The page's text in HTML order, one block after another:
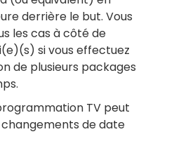
derrière le but. Vous
les cas à côté de
si vous effectuez
de plusieurs packages
TV peut
de date